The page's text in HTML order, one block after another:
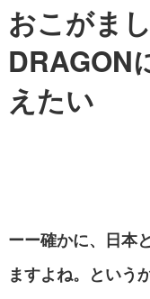
おこがま
DRAGON
えたい
ーー確かに、日本
ますよね。という